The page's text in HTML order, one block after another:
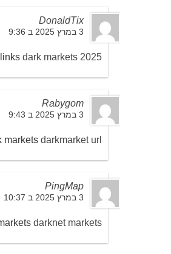
DonaldTix
3 במרץ 2025 ב 9:36
dark markets 2025
Rabygom
3 במרץ 2025 ב 9:43
markets darkmarket url
PingMap
3 במרץ 2025 ב 10:37
darknet markets